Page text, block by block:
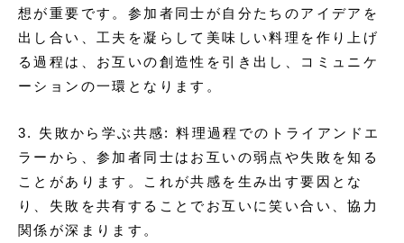
想が重要です。参加者同士が自分たちのアイデアを
出し合い、工夫を凝らして美味しい料理を作り上げ
る過程は、お互いの創造性を引き出し、コミュニケ
ーションの一環となります。
3. 失敗から学ぶ共感: 料理過程でのトライアンドエ
ラーから、参加者同士はお互いの弱点や失敗を知る
ことがあります。これが共感を生み出す要因とな
り、失敗を共有することでお互いに笑い合い、協力
関係が深まります。